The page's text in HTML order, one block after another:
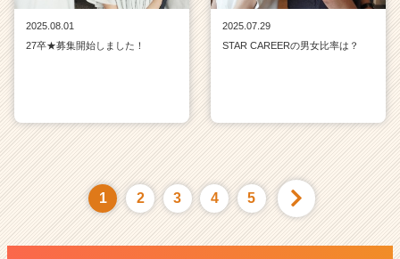
2025.08.01
27卒★募集開始しました！
2025.07.29
STAR CAREERの男女比率は？
1 2 3 4 5